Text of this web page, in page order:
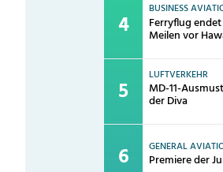
BUSINESS
Ferryflug
Meilen vor
LUFTVERKEHR
MD-11-
der Diva
GENERAL
Premiere der